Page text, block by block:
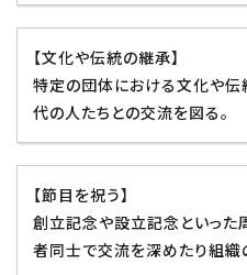
【文化や伝統の継承】
特定の団体における文化や伝
代の人たちとの交流を図る。
【節目を祝う】
創立記念や設立記念といった
者同士で交流を深めたり組織